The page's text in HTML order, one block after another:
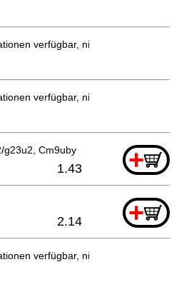
verfügbar, nicht bestellbar
verfügbar, nicht bestellbar
g23u2, Cm9uby +
1.43
+
2.14
verfügbar, nicht bestellbar